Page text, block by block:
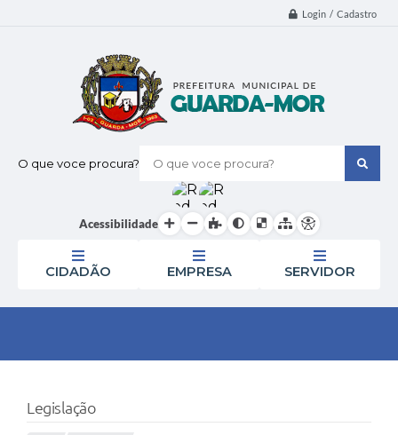
Login / Cadastro
O que voce procura?
Acessibilidade
CIDADÃO EMPRESA SERVIDOR
Legislação